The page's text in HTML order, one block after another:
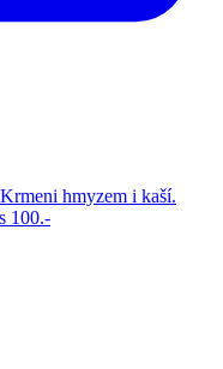
hmyzem i kaší.
100.-